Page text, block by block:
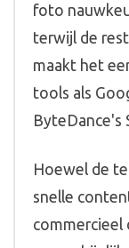
foto
terwijl de
maakt het
tools als
ByteDance's
Hoewel de
snelle
commercieel